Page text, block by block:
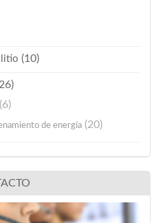
litio (10)
(6)
de energía (20)